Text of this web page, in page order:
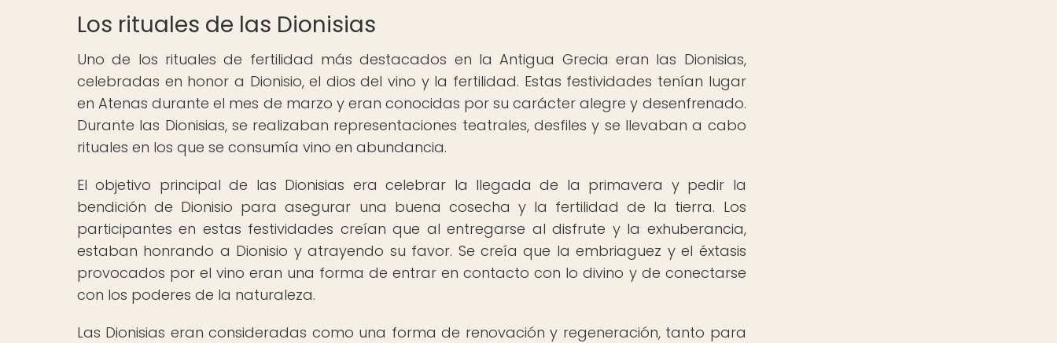
Los rituales de las Dionisias
Uno de los rituales de fertilidad más destacados en la Antigua Grecia eran las Dionisias,
celebradas en honor a Dionisio, el dios del vino y la fertilidad. Estas festividades tenían lugar
en Atenas durante el mes de marzo y eran conocidas por su carácter alegre y desenfrenado.
Durante las Dionisias, se realizaban representaciones teatrales, desfiles y se llevaban a cabo
rituales en los que se consumía vino en abundancia.
El objetivo principal de las Dionisias era celebrar la llegada de la primavera y pedir la
bendición de Dionisio para asegurar una buena cosecha y la fertilidad de la tierra. Los
participantes en estas festividades creían que al entregarse al disfrute y la exhuberancia,
estaban honrando a Dionisio y atrayendo su favor. Se creía que la embriaguez y el éxtasis
provocados por el vino eran una forma de entrar en contacto con lo divino y de conectarse
con los poderes de la naturaleza.
Las Dionisias eran consideradas como una forma de renovación y regeneración, tanto para